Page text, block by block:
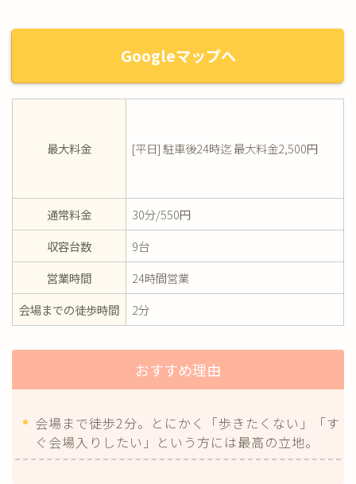
Googleマップへ
最大料金 [平日] 駐車後24時迄 最大料金2,500円
通常料金
30分/550円
収容台数
9台
営業時間
24時間営業
会場までの徒歩時間
2分
おすすめ理由
会場まで徒歩2分。とにかく「歩きたくない」「す
ぐ会場入りしたい」という方には最高の立地。